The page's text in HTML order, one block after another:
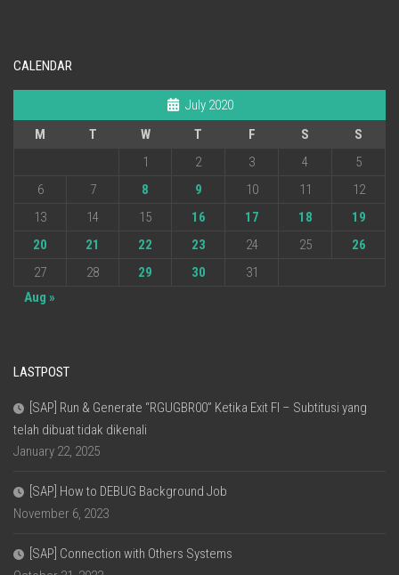
CALENDAR
July 2020
M
T W T F S
S
1
2 3 4
5
6
7 8 9 10 11
12
13
14 15 16 17 18
19
20
21 22 23 24 25
26
27
28 29 30
31
Aug »
LASTPOST
[SAP] Run & Generate “RGUGBR00” Ketika Exit FI – Subtitusi yang
telah dibuat tidak dikenali
January 22, 2025
[SAP] How to DEBUG Background Job
November 6, 2023
[SAP] Connection with Others Systems